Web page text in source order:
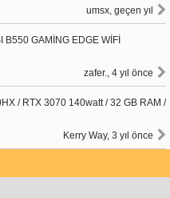
umsx, geçen yıl
B550 GAMİNG EDGE WİFİ
zafer., 4 yıl önce
/ RTX 3070 140watt / 32 GB RAM /
Kerry Way, 3 yıl önce